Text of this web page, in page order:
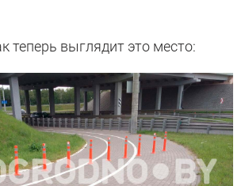
теперь выглядит это место: